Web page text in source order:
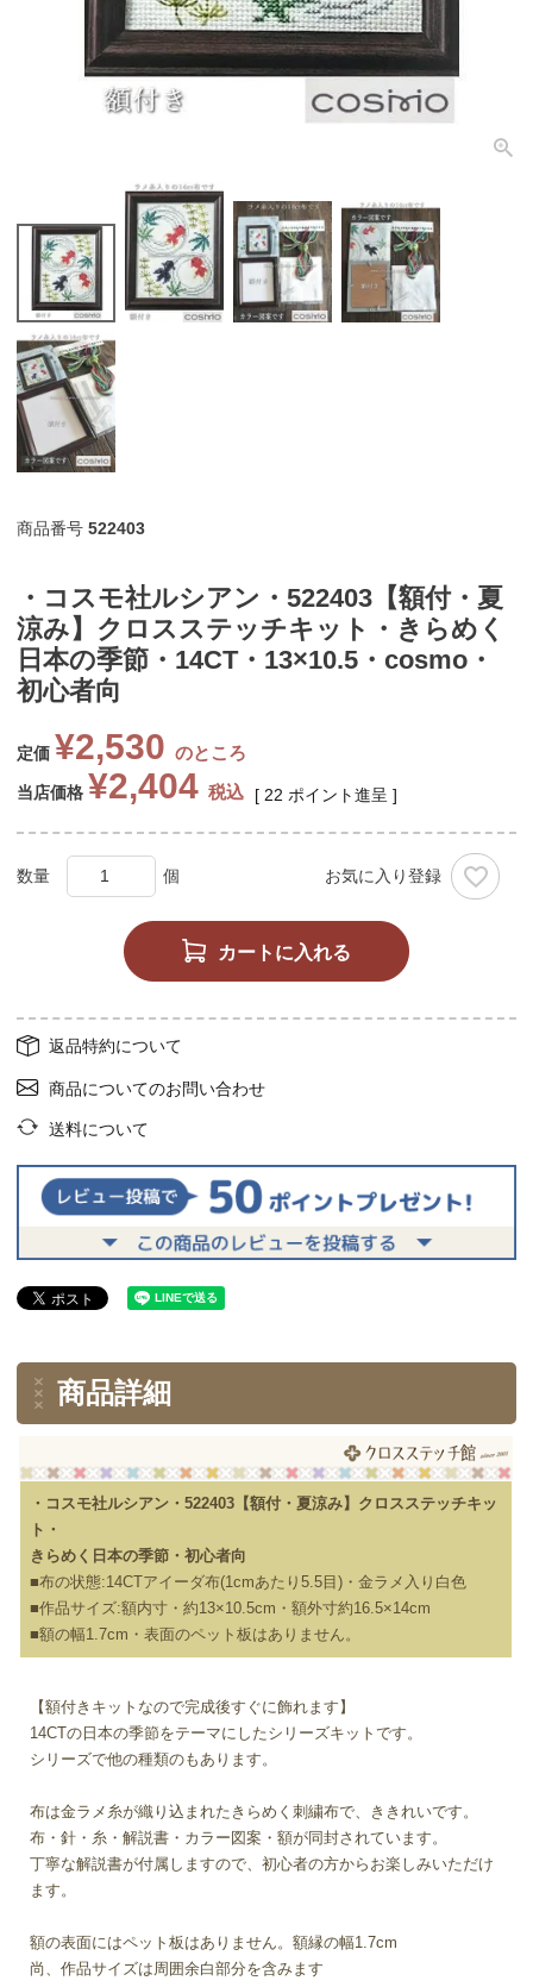
商品番号 522403
・コスモ社ルシアン・522403【額付・夏
涼み】クロスステッチキット・きらめく
日本の季節・14CT・13×10.5・cosmo・
初心者向
定価 ¥2,530 のところ
当店価格 ¥2,404 税込 [ 22 ポイント進呈 ]
お気に入り登録
カートに入れる
返品特約について
商品についてのお問い合わせ
送料について
商品詳細
・コスモ社ルシアン・522403【額付・夏涼み】クロスステッチキッ
ト・
きらめく日本の季節・初心者向
■布の状態:14CTアイーダ布(1cmあたり5.5目)・金ラメ入り白色
■作品サイズ:額内寸・約13×10.5cm・額外寸約16.5×14cm
■額の幅1.7cm・表面のペット板はありません。
【額付きキットなので完成後すぐに飾れます】
14CTの日本の季節をテーマにしたシリーズキットです。
シリーズで他の種類のもあります。
布は金ラメ糸が織り込まれたきらめく刺繍布で、ききれいです。
布・針・糸・解説書・カラー図案・額が同封されています。
丁寧な解説書が付属しますので、初心者の方からお楽しみいただけ
ます。
額の表面にはペット板はありません。額縁の幅1.7cm
尚、作品サイズは周囲余白部分を含みます